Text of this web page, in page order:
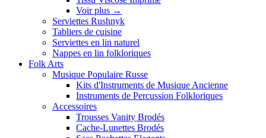
Voir plus →
Serviettes Rushnyk
Tabliers de cuisine
Serviettes en lin naturel
Nappes en lin folkloriques
Folk Arts
Musique Populaire Russe
Kits d'Instruments de Musique Ancienne
Instruments de Percussion Folkloriques
Accessoires
Trousses Vanity Brodés
Cache-Lunettes Brodés